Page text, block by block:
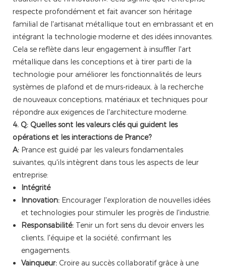
respecte profondément et fait avancer son héritage
familial de l'artisanat métallique tout en embrassant et en
intégrant la technologie moderne et des idées innovantes.
Cela se reflète dans leur engagement à insuffler l'art
métallique dans les conceptions et à tirer parti de la
technologie pour améliorer les fonctionnalités de leurs
systèmes de plafond et de murs-rideaux, à la recherche
de nouveaux conceptions, matériaux et techniques pour
répondre aux exigences de l'architecture moderne.
4. Q: Quelles sont les valeurs clés qui guident les
opérations et les interactions de Prance?
A: Prance est guidé par les valeurs fondamentales
suivantes, qu'ils intègrent dans tous les aspects de leur
entreprise:
Intégrité
Innovation: Encourager l'exploration de nouvelles idées
et technologies pour stimuler les progrès de l'industrie.
Responsabilité: Tenir un fort sens du devoir envers les
clients, l'équipe et la société, confirmant les
engagements.
Vainqueur: Croire au succès collaboratif grâce à une